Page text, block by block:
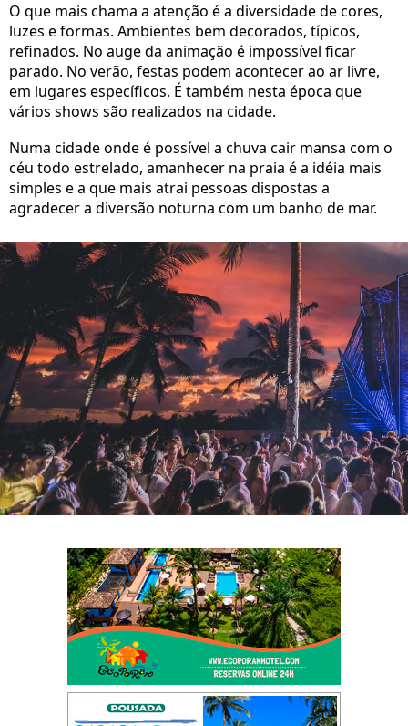
O que mais chama a atenção é a diversidade de cores,
luzes e formas. Ambientes bem decorados, típicos,
refinados. No auge da animação é impossível ficar
parado. No verão, festas podem acontecer ao ar livre,
em lugares específicos. É também nesta época que
vários shows são realizados na cidade.
Numa cidade onde é possível a chuva cair mansa com o
céu todo estrelado, amanhecer na praia é a idéia mais
simples e a que mais atrai pessoas dispostas a
agradecer a diversão noturna com um banho de mar.